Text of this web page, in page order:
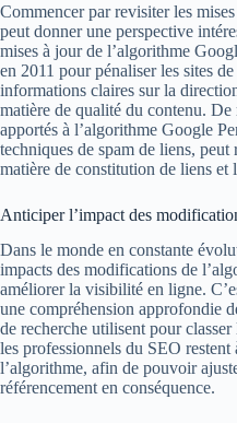
Commencer par revisiter les
peut donner une perspective
mises à jour de l’algorithme
en 2011 pour pénaliser les sites
informations claires sur la
matière de qualité du contenu. De
apportés à l’algorithme Google
techniques de spam de liens, peut
matière de constitution de liens et
Anticiper l’impact des
Dans le monde en constante
impacts des modifications de
améliorer la visibilité en ligne.
une compréhension approfondie
de recherche utilisent pour
les professionnels du SEO
l’algorithme, afin de pouvoir
référencement en conséquence.